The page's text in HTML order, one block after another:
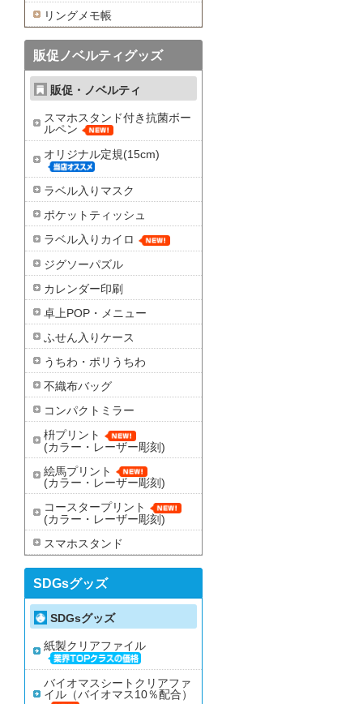
リングメモ帳
販促ノベルティグッズ
販促・ノベルティ
スマホスタンド付き抗菌ボー
ルペン
オリジナル定規(15cm)
ラベル入りマスク
ポケットティッシュ
ラベル入りカイロ
ジグソーパズル
カレンダー印刷
卓上POP・メニュー
ふせん入りケース
うちわ・ポリうちわ
不織布バッグ
コンパクトミラー
枡プリント
(カラー・レーザー彫刻)
絵馬プリント
(カラー・レーザー彫刻)
コースタープリント
(カラー・レーザー彫刻)
スマホスタンド
SDGsグッズ
SDGsグッズ
紙製クリアファイル
バイオマスシートクリアファ
イル（バイオマス10％配合）